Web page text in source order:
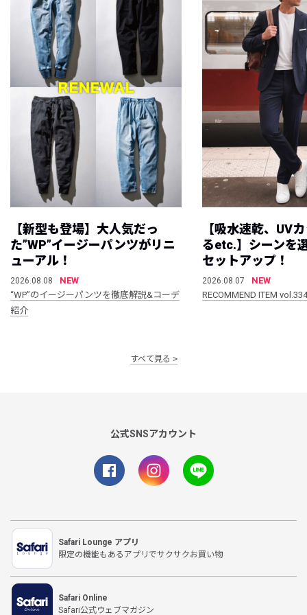
【新型も登場】大人気だっ
た”WP”イージーパンツがリニ
ューアル！
2026.08.08
NEW
“WP”のイージーパンツを徹底解説&コーデ
紹介
【吸水速乾、UV
るetc.】シーンを
セットアップ！
2026.08.07
NEW
RECOMMEND ITEM vol.334
すべて見る
公式SNSアカウント
Safari Lounge アプリ
限定の機能もあるアプリでサクサクお買い物
Safari Online
Safari公式ウェブマガジン